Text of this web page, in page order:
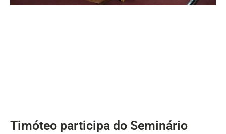
Timóteo participa do Seminário